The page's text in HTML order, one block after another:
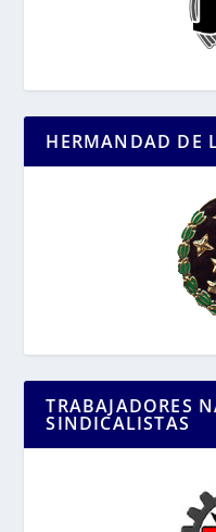
HERMANDAD DE
TRABAJADORES
SINDICALISTAS